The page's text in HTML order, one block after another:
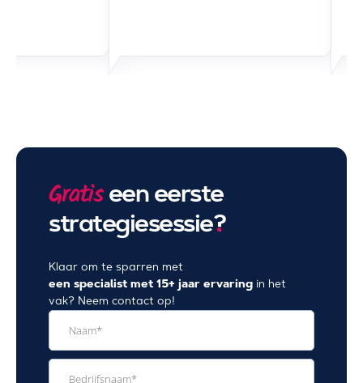
Gratiseen eerste
strategiesessie?
Klaar om te sparren met
een specialist met 15+ jaar ervaring in het
vak? Neem contact op!